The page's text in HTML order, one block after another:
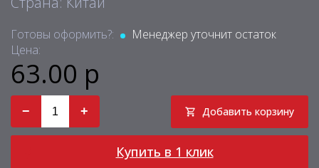
Готовы оформить?:
Менеджер уточнит остаток
Цена:
63.00 р
− + Добавить корзину
Купить в 1 клик